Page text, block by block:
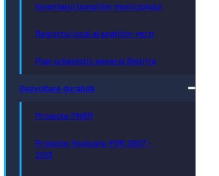
Inventarul bunurilor municipiului
Registrul local al spațiilor verzi
Plan urbanistic general Bistrița
Dezvoltare durabilă
Proiecte PNRR
Proiecte finalizate POR 2007 -
2013